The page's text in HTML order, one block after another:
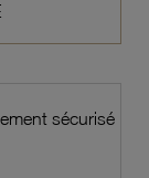
sécurisé